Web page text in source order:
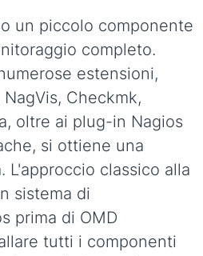
un piccolo componente
completo.
estensioni,
Checkmk,
oltre ai plug-in Nagios
si ottiene una
L'approccio classico alla
sistema di
prima di OMD
tutti i componenti